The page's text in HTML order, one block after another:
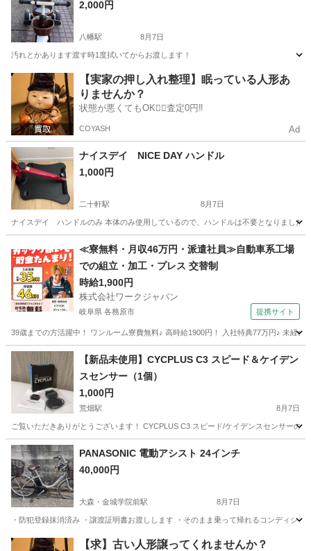
2,000円
八幡駅 8月7日
汚れとかあります渡す時1度拭いてからお渡します！
愛知 豊川市 八幡駅 三輪車
【実家の押し入れ整理】眠っている人形あ
りませんか？
状態が悪くてもOK🙆‍♀️査定0円‼️
COYASH Ad
ナイスデイ NICE DAY ハンドル
1,000円
二十軒駅 8月7日
ナイスデイ ハンドルのみ 本体のみ使用しているので、ハンドルは不要となりました
二十軒駅 自転車
≪寮無料・月収46万円・派遣社員≫自動車系工場
での組立・加工・プレス 交替制
時給1,900円
株式会社ワークジャパン
岐阜県 各務原市 提携サイト
39歳までの方活躍中！ ワンルーム寮費無料♪ 高時給1900円！ 入社特典77万円♪ 未経
岐阜 各務原市 その他
【新品未使用】CYCPLUS C3 スピード＆ケイデン
スセンサー（1個）
1,000円
荒畑駅 8月7日
ご覧いただきありがとうございます！ CYCPLUS C3 スピード/ケイデンスセンサーの
愛知 名古屋市 ロードバイク Wahoo
PANASONIC 電動アシスト 24インチ
40,000円
大森・金城学院前駅 8月7日
・防犯登録抹消済み ・譲渡証明書お渡しします ・そのまま乗って帰れるコンディシ
愛知 名古屋市 大森・金城学院前駅 電動アシスト自転車
【求】古い人形譲ってくれませんか？